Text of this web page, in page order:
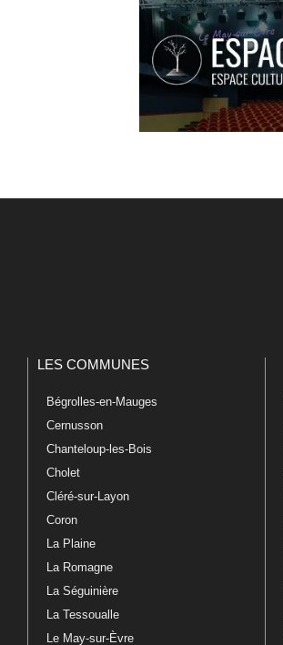
LES COMMUNES
Bégrolles-en-Mauges
Cernusson
Chanteloup-les-Bois
Cholet
Cléré-sur-Layon
Coron
La Plaine
La Romagne
La Séguinière
La Tessoualle
Le May-sur-Èvre